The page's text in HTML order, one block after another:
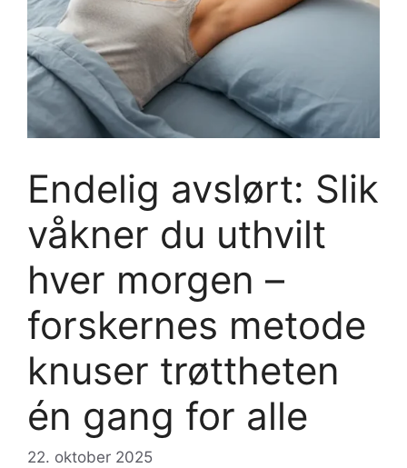
Endelig avslørt: Slik
våkner du uthvilt
hver morgen –
forskernes metode
knuser trøttheten
én gang for alle
22. oktober 2025